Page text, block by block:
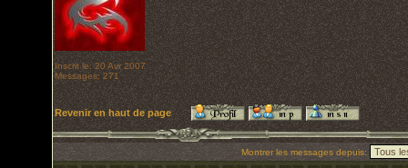
Inscrit le: 20 Avr 2007
Messages: 271
Revenir en haut de page
Montrer les messages depuis: